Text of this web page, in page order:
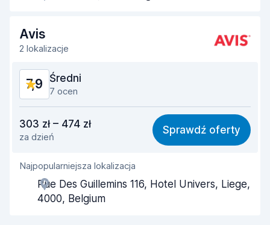
Szybkość odbioru
Szybkość zwrotu
Czystość samochodu
Stan samochodu
Avis
2 lokalizacje
7,9 Średni
7 ocen
6,8
Łatwość znalezienia 8,4
Pomocność przedstawiciela
Szybkość odbioru 8,1
303 zł – 474 zł
za dzień
Sprawdź oferty
Najpopularniejsza lokalizacja
Rue Des Guillemins 116, Hotel Univers, Liege,
4000, Belgium